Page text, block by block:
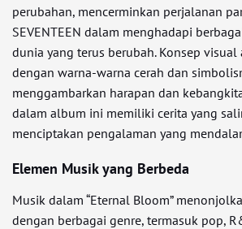
perubahan, mencerminkan perjalanan
SEVENTEEN dalam menghadapi
dunia yang terus berubah. Konsep
dengan warna-warna cerah dan
menggambarkan harapan dan
dalam album ini memiliki cerita yang
menciptakan pengalaman yang
Elemen Musik yang Berbeda
Musik dalam “Eternal Bloom”
dengan berbagai genre, termasuk pop,